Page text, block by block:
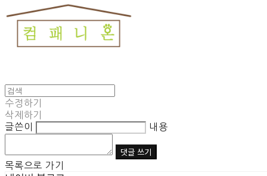
수정하기
삭제하기
글쓴이
내용
댓글 쓰기
목록으로 가기